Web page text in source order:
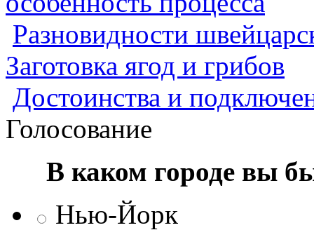
Разновидности
Заготовка ягод и грибов
Достоинства и
Голосование
В каком городе вы
Нью-Йорк